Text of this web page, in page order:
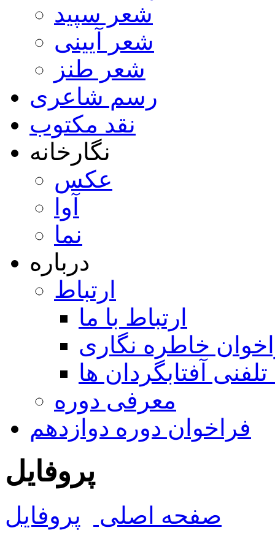
شعر سپید
شعر آیینی
شعر طنز
رسم شاعری
نقد مکتوب
نگارخانه
عکس
آوا
نما
درباره
ارتباط
ارتباط با ما
خاطره نگاری
تلفنی آفتابگردان ها
معرفی دوره
فراخوان دوره دوازدهم
پروفایل
صفحه اصلی پروفایل